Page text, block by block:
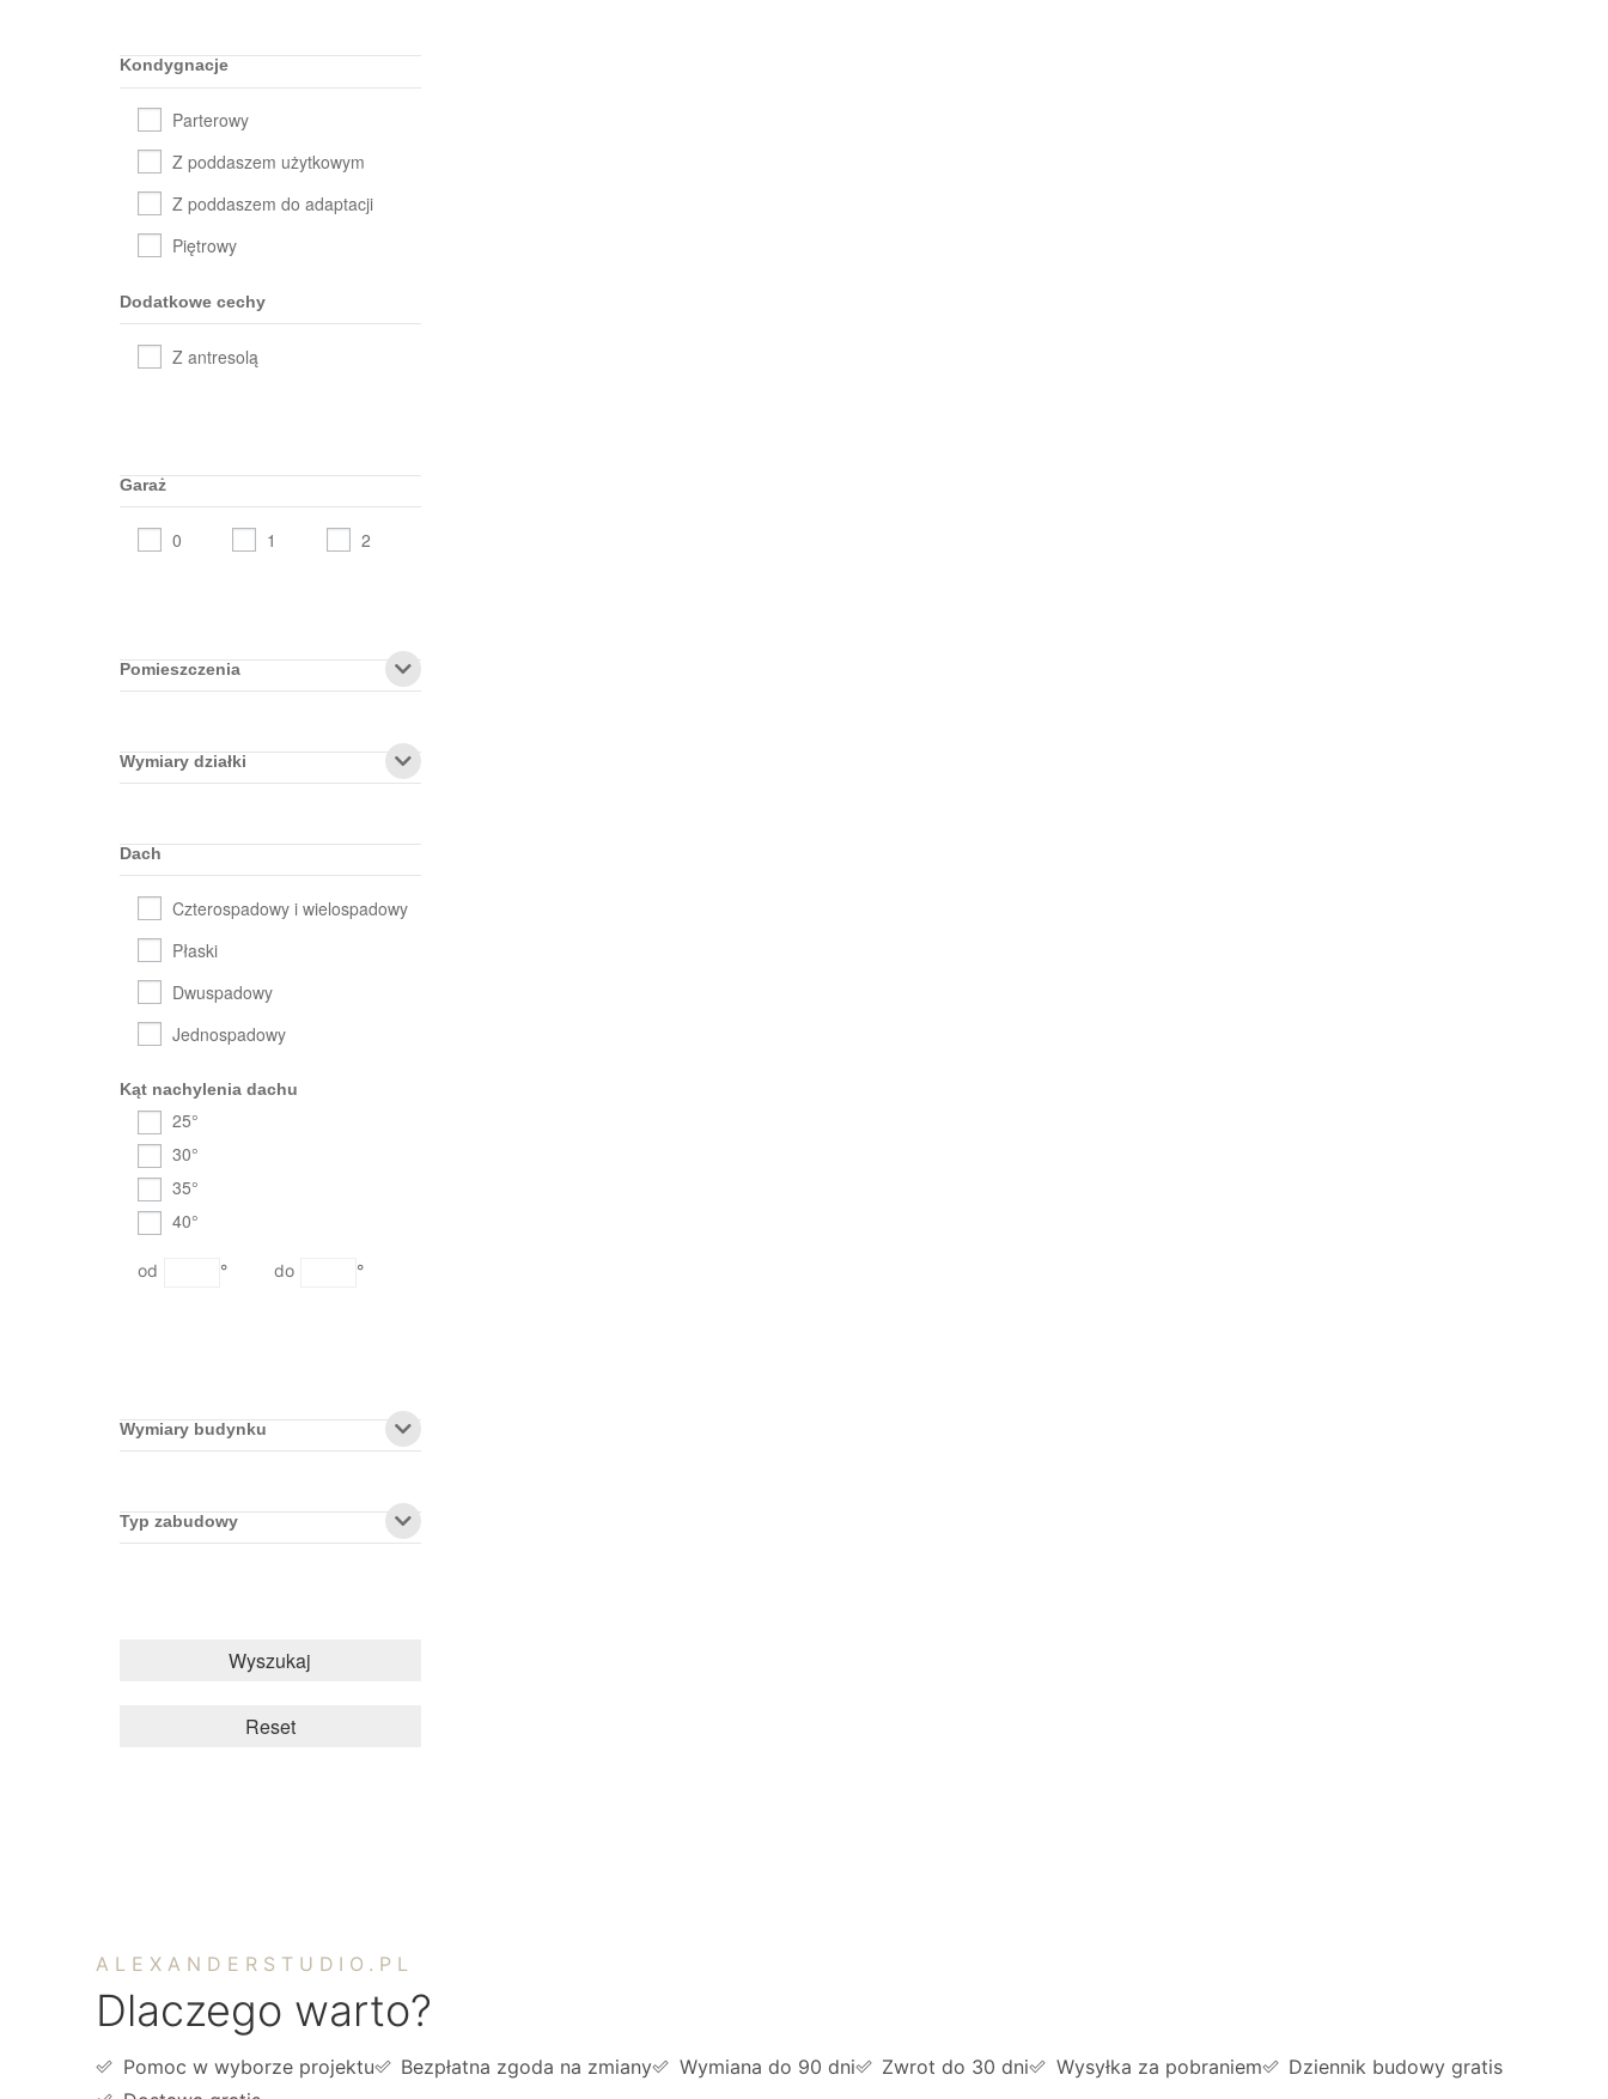
Kondygnacje
Parterowy
Piętrowy
Z poddaszem do adaptacji
Z poddaszem użytkowym
Dodatkowe cechy
Z antresolą
Garaż
0 1 2
Pomieszczenia
Wymiary działki
Dach
Jednospadowy
Płaski
Dwuspadowy
Czterospadowy i wielospadowy
Kąt nachylenia dachu
25°
30°
35°
40°
° °
Wymiary budynku
Typ zabudowy
Wyszukaj
Reset
ALEXANDERSTUDIO.PL
Dlaczego warto?
Pomoc w wyborze projektu Bezpłatna zgoda na zmiany Wymiana do 90 dni Zwrot do 30 dni Wysyłka za pobraniem
Dziennik budowy gratis